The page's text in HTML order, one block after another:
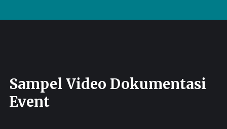
Sampel Video Dokumentasi
Event